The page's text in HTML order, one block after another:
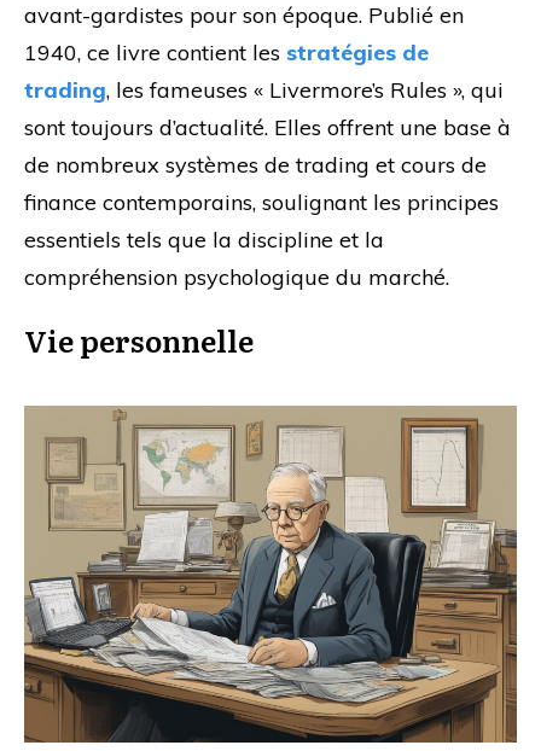
avant-gardistes pour son époque. Publié en
1940, ce livre contient les stratégies de
trading, les fameuses « Livermore’s Rules », qui
sont toujours d’actualité. Elles offrent une base à
de nombreux systèmes de trading et cours de
finance contemporains, soulignant les principes
essentiels tels que la discipline et la
compréhension psychologique du marché.
Vie personnelle